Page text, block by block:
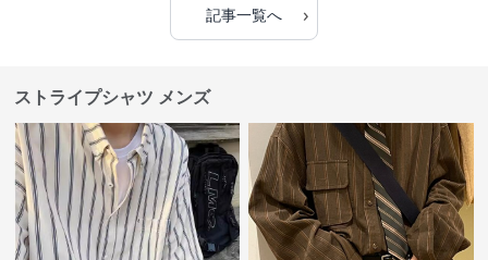
記事一覧へ ›
ストライプシャツ メンズ